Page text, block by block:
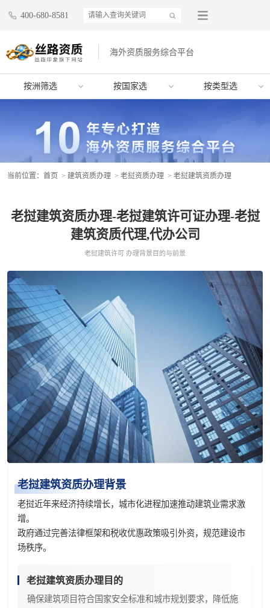
400-680-8581
海外资质服务综合平台
按洲筛选 按国家选 按类型选
当前位置： 首页 > 建筑资质办理 > 老挝资质办理 > 老挝建筑资质办理
老挝建筑资质办理-老挝建筑许可证办理-老挝
建筑资质代理,代办公司
老挝建筑许可 办理背景目的与前景
老挝建筑资质办理背景
老挝近年来经济持续增长，城市化进程加速推动建筑业需求激
增。
政府通过完善法律框架和税收优惠政策吸引外资，规范建设市
场秩序。
老挝建筑资质办理目的
确保建筑项目符合国家安全标准和城市规划要求，降低施